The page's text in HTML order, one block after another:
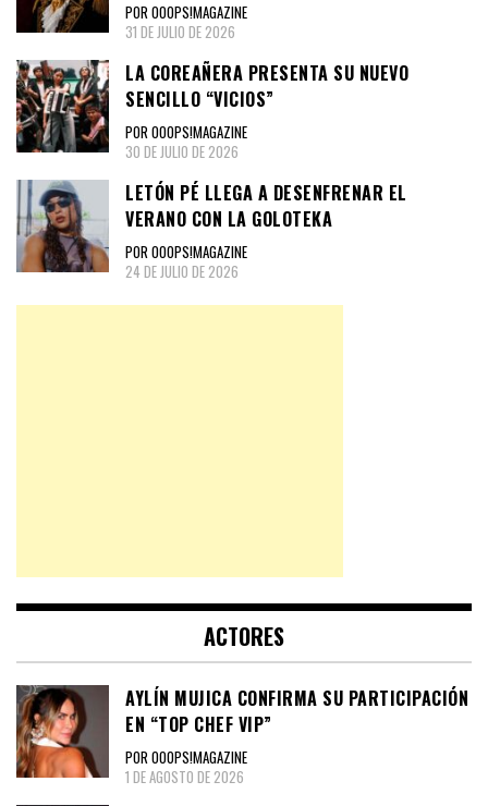
POR OOOPS!MAGAZINE
31 DE JULIO DE 2026
LA COREAÑERA PRESENTA SU NUEVO
SENCILLO “VICIOS”
POR OOOPS!MAGAZINE
30 DE JULIO DE 2026
LETÓN PÉ LLEGA A DESENFRENAR EL
VERANO CON LA GOLOTEKA
POR OOOPS!MAGAZINE
24 DE JULIO DE 2026
ACTORES
AYLÍN MUJICA CONFIRMA SU PARTICIPACIÓN
EN “TOP CHEF VIP”
POR OOOPS!MAGAZINE
1 DE AGOSTO DE 2026